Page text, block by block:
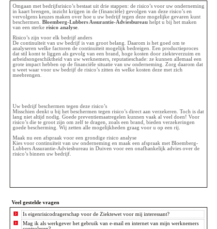
Omgaan met bedrijfsrisico’s bestaat uit drie stappen: de risico’s voor uw onderneming
in kaart brengen, inzicht krijgen in de (financiële) gevolgen van deze risico’s en
vervolgens keuzes maken over hoe u uw bedrijf tegen deze mogelijke gevaren kunt
beschermen. Bloemberg-Lubbers Assurantie-Adviesbureau helpt u bij het maken
van een sterke risico analyse
Risico’s zijn voor elk bedrijf anders
De continuïteit van uw bedrijf is van groot belang. Daarom is het goed om te
analyseren welke factoren de continuïteit mogelijk bedreigen. Een productieproces
dat stil komt te liggen als gevolg van een brand, hoge kosten door ziekteverzuim en
arbeidsongeschiktheid van uw werknemers, reputatieschade: ze kunnen allemaal een
grote impact hebben op de financiële situatie van uw onderneming. Zorg daarom dat
u weet waar voor uw bedrijf de risico’s zitten én welke kosten deze met zich
meebrengen.
Uw bedrijf beschermen tegen deze risico’s
Misschien denkt u bij het beschermen tegen risico’s direct aan verzekeren. Toch is dat
lang niet altijd nodig. Goede preventiemaatregelen kunnen vaak al veel doen! Voor
risico’s die te groot zijn om zelf te dragen, zoals een brand, bieden verzekeringen
goede bescherming. Wij zetten alle mogelijkheden graag voor u op een rij.
Maak nu een afspraak voor een grondige risico analyse
Kies voor continuïteit van uw onderneming en maak een afspraak met Bloemberg-
Lubbers Assurantie-Adviesbureau in Duiven voor een onafhankelijk advies over de
risico’s binnen uw bedrijf.
Veel gestelde vragen
Is eigenrisicodragerschap voor de Ziektewet voor mij interessant?
Mag ik als werkgever het gebruik van e-mail en internet van mijn werknemers